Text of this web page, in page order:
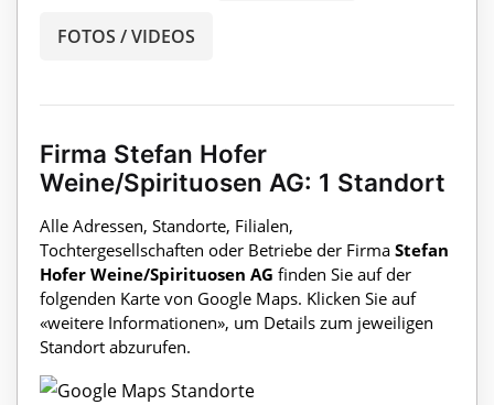
FOTOS / VIDEOS
Firma Stefan Hofer
Weine/Spirituosen AG: 1 Standort
Alle Adressen, Standorte, Filialen,
Tochtergesellschaften oder Betriebe der Firma Stefan
Hofer Weine/Spirituosen AG finden Sie auf der
folgenden Karte von Google Maps. Klicken Sie auf
«weitere Informationen», um Details zum jeweiligen
Standort abzurufen.